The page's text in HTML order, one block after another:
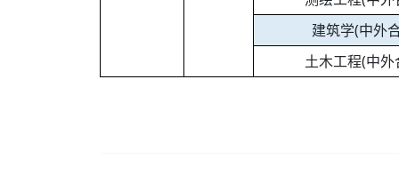
建筑学(中外
土木工程(中